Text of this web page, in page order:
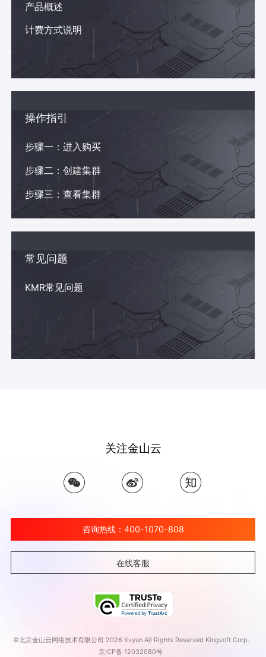
产品概述
计费方式说明
操作指引
步骤一：进入购买
步骤二：创建集群
步骤三：查看集群
常见问题
KMR常见问题
关注金山云
咨询热线：400-1070-808
在线客服
©北京金山云网络技术有限公司 2026 Ksyun All Rights Reserved Kingsoft Corp.
京ICP备 12032080号